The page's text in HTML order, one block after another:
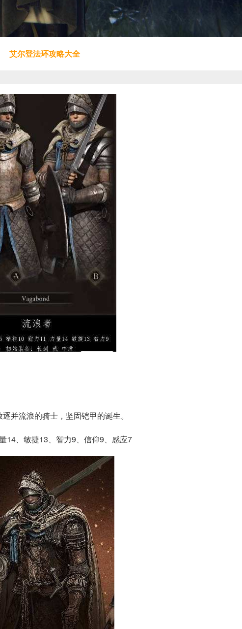
艾尔登法环攻略大全
并流浪的骑士，坚固铠甲的诞生。
14、敏捷13、智力9、信仰9、感应7